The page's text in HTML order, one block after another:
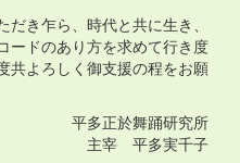
き乍ら、時代と共に生き、
ードのあり方を求めて行き度
共よろしく御支援の程をお願
平多正於舞踊研究所
主宰 平多実千子